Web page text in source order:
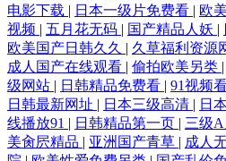
电影下载 | 日本一级片免费看 | 欧
视频 | 五月花无码 | 国产精品人妖 |
欧美国产日韩久久 | 久草福利资源
成人国产在线观看 | 偷拍欧美另类 |
级网站 | 日韩精品免费看 | 91视频
日韩最新网址 | 日本三级高清 | 日
线播放91 | 日韩精品第一页 | 三级
美肏屄精品 | 亚洲国产青草 | 成人